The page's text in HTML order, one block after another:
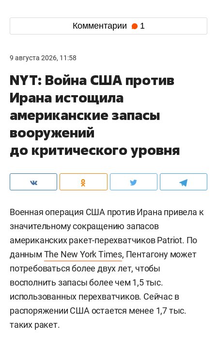
Комментарии 1
9 августа 2026, 11:58
NYT: Война США против
Ирана истощила
американские запасы
вооружений
до критического уровня
Военная операция США против Ирана привела к
значительному сокращению запасов
американских ракет-перехватчиков Patriot. По
данным The New York Times, Пентагону может
потребоваться более двух лет, чтобы
восполнить запасы более чем 1,5 тыс.
использованных перехватчиков. Сейчас в
распоряжении США остается менее 1,7 тыс.
таких ракет.